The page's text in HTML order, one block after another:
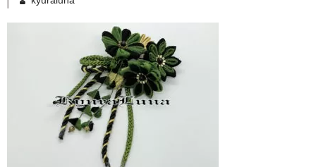
イヤリング・ピアス
お問い合わせ